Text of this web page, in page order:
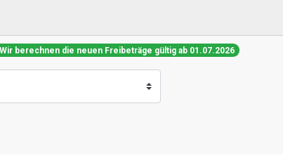
Wir berechnen die neuen Freibeträge gültig ab 01.07.2026